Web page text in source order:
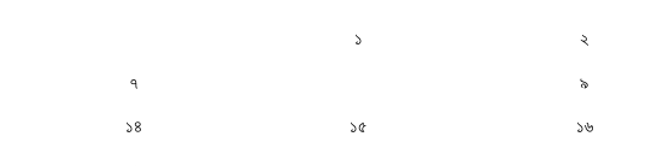
১ ২
৭ ৯
১৪ ১৫ ১৬